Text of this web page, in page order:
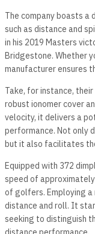
The company boasts a
such as distance and
in his 2019 Masters
Bridgestone. Whether
manufacturer ensures
Take, for instance,
robust ionomer cover
velocity, it delivers a
performance. Not only
but it also facilitates
Equipped with 372
speed of
of golfers. Employing
distance and roll. It
seeking to distinguish